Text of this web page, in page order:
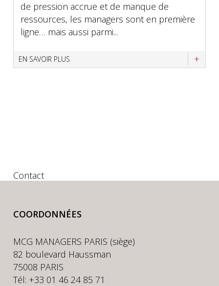
de pression accrue et de manque de
ressources, les managers sont en première
ligne… mais aussi parmi...
EN SAVOIR PLUS
Contact
COORDONNÉES
MCG MANAGERS PARIS (siège)
82 boulevard Haussman
75008 PARIS
Tél: +33 01 46 24 85 71